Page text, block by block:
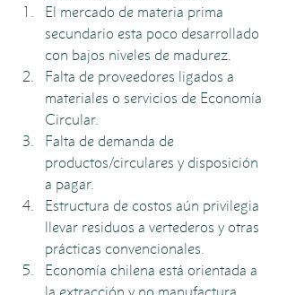
El mercado de materia prima
secundario esta poco desarrollado
con bajos niveles de madurez.
Falta de proveedores ligados a
materiales o servicios de Economía
Circular.
Falta de demanda de
productos/circulares y disposición
a pagar.
Estructura de costos aún privilegia
llevar residuos a vertederos y otras
prácticas convencionales.
Economía chilena está orientada a
la extracción y no manufactura.